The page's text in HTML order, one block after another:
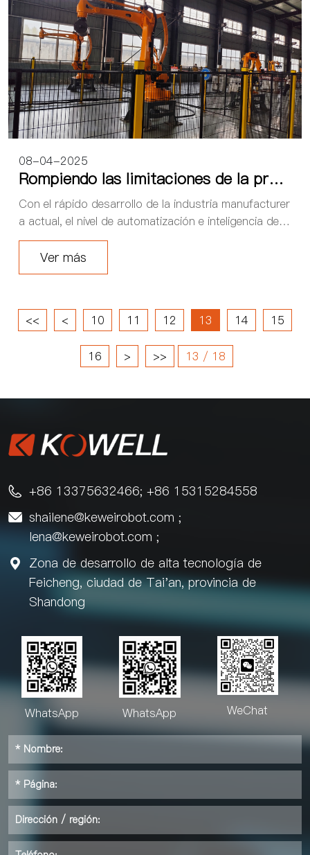
08-04-2025
Rompiendo las limitaciones de la prod
ucción tradicional, los robots de mane
jo de líneas de producción redefinen la
s capacidades de fabricación
Con el rápido desarrollo de la industria manufacturer
a actual, el nivel de automatización e inteligencia de la
s líneas de producción está aumentando. En el mode
lo de producción tradicional, los tra...
Ver más
<< < 10 11 12 13 14 15
16 > >> 13 / 18
 +86 13375632466; +86 15315284558
 shailene@keweirobot.com ;
lena@keweirobot.com ;

Zona de desarrollo de alta tecnología de
Feicheng, ciudad de Tai'an, provincia de
Shandong
WhatsApp WhatsApp WeChat